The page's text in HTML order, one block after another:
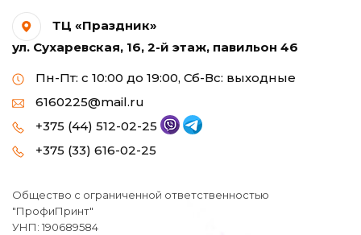
ТЦ «Праздник»
ул. Сухаревская, 16, 2-й этаж, павильон 46
Пн-Пт: с 10:00 до 19:00, Сб-Вс: выходные
6160225@mail.ru
+375 (44) 512-02-25
+375 (33) 616-02-25
Общество с ограниченной ответственностью
"ПрофиПринт"
УНП: 190689584